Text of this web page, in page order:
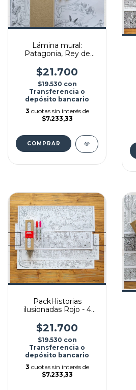
Lámina mural:
Patagonia, Rey de
$21.700
$19.530 con
Transferencia o
depósito bancario
3 cuotas sin interés de
$7.233,33
PackHistorias
ilusionadas Rojo - 4
$21.700
$19.530 con
Transferencia o
depósito bancario
3 cuotas sin interés de
$7.233,33